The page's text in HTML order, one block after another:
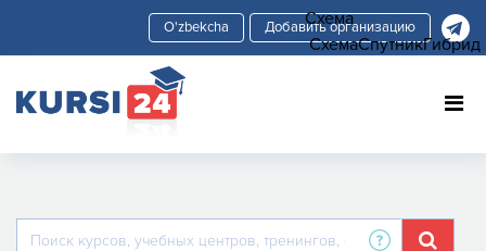
Добавить организацию
Схема
СхемаСпутникГибрид